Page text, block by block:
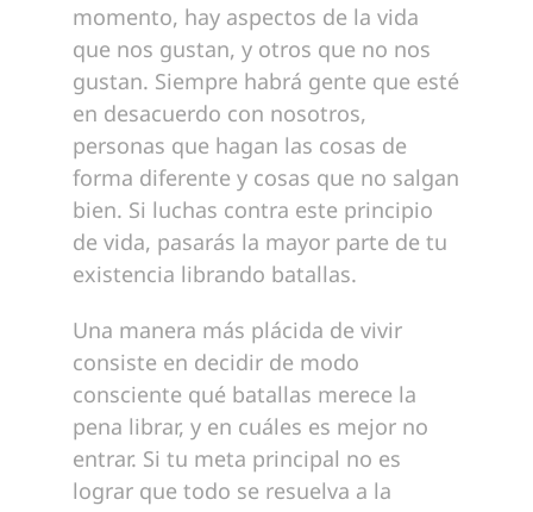
momento, hay aspectos de la vida
que nos gustan, y otros que no nos
gustan. Siempre habrá gente que esté
en desacuerdo con nosotros,
personas que hagan las cosas de
forma diferente y cosas que no salgan
bien. Si luchas contra este principio
de vida, pasarás la mayor parte de tu
existencia librando batallas.
Una manera más plácida de vivir
consiste en decidir de modo
consciente qué batallas merece la
pena librar, y en cuáles es mejor no
entrar. Si tu meta principal no es
lograr que todo se resuelva a la